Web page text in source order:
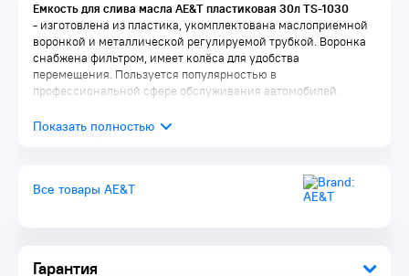
Гарантия
Емкость для слива масла AE&T пластиковая 30л TS-1030
- изготовлена из пластика, укомплектована маслоприемной
воронкой и металлической регулируемой трубкой. Воронка
снабжена фильтром, имеет колёса для удобства
перемещения. Пользуется популярностью в
профессиональной сфере обслуживания автомобилей.
Комплектация:
Все товары AE&T